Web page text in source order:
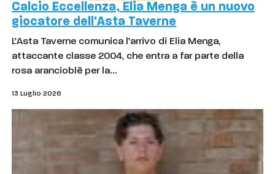
Calcio Eccellenza, Elia Menga è un nuovo
giocatore dell'Asta Taverne
L’Asta Taverne comunica l’arrivo di Elia Menga,
attaccante classe 2004, che entra a far parte della
rosa arancioblè per la…
13 Luglio 2026